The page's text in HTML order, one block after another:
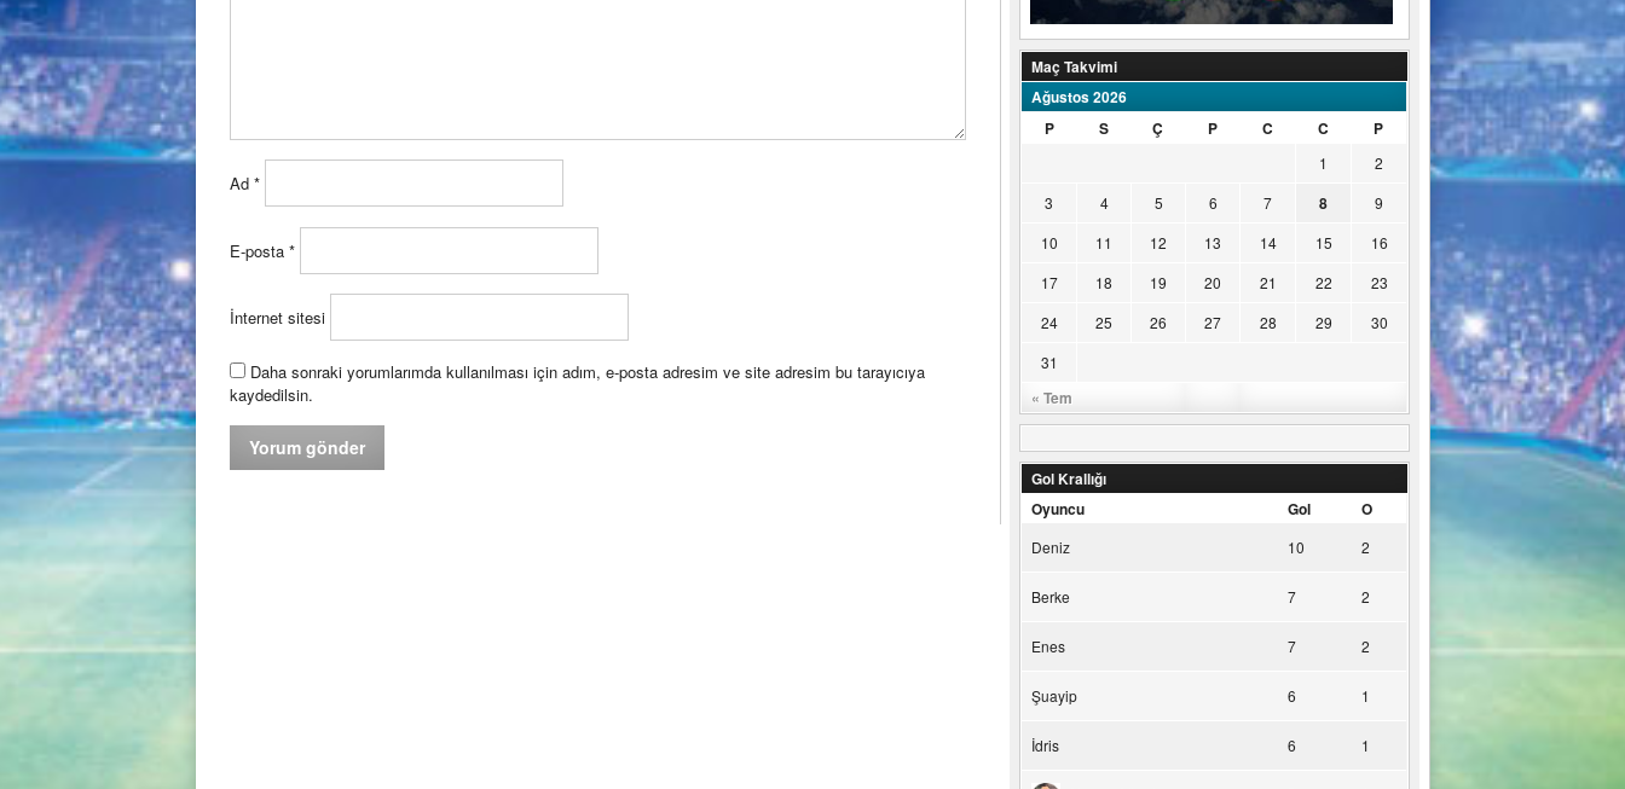
Ad *
E-posta *
İnternet sitesi
Daha sonraki yorumlarımda kullanılması için adım, e-posta adresim ve site adresim bu tarayıcıya
kaydedilsin.
Maç Takvimi
Ağustos 2026
P
S Ç P C C P
« Tem
1
2
3
4 5 6 7 8
9
10
11 12 13 14 15
16
17
18 19 20 21 22
23
24
25 26 27 28 29
30
31
Gol Krallığı
Oyuncu
Gol O
Deniz 10 2
Berke 7 2
Enes 7 2
Şuayip 6 1
İdris 6 1